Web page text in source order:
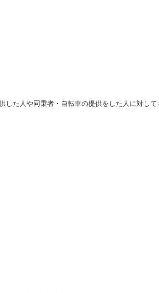
した人や同乗者・自転車の提供をした人に対して